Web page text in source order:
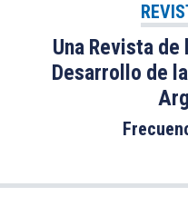
Una Revista de
Desarrollo de